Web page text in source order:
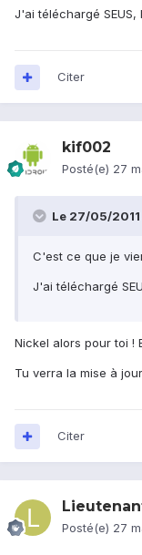
J'ai téléchargé
Citer
kif002
Posté(e) 27
Le 27/05/2011
C'est ce que je
J'ai téléchargé
Nickel alors pour toi !
Tu verra la mise à
Citer
Posté(e) 27